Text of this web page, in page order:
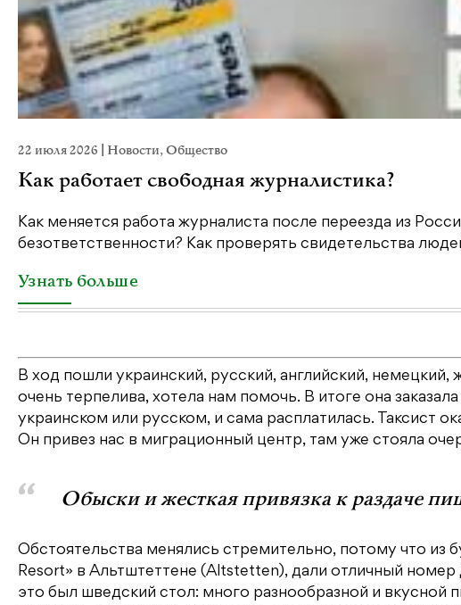
22 июля 2026 Новости,Общество
Как работает свободная журналистика?
Как меняется работа журналиста после переезда из
безответственности? Как проверять свидетельства
Узнать больше
В ход пошли украинский, русский, английский,
очень терпелива, хотела нам помочь. В итоге она
украинском или русском, и сама расплатилась. Таксист
Он привез нас в миграционный центр, там уже стояла
Обыски и жесткая привязка к раздаче
Обстоятельства менялись стремительно, потому что из
Resort» в Альтштеттене (Altstetten), дали отличный
это был шведский стол: много разнообразной и вкусной